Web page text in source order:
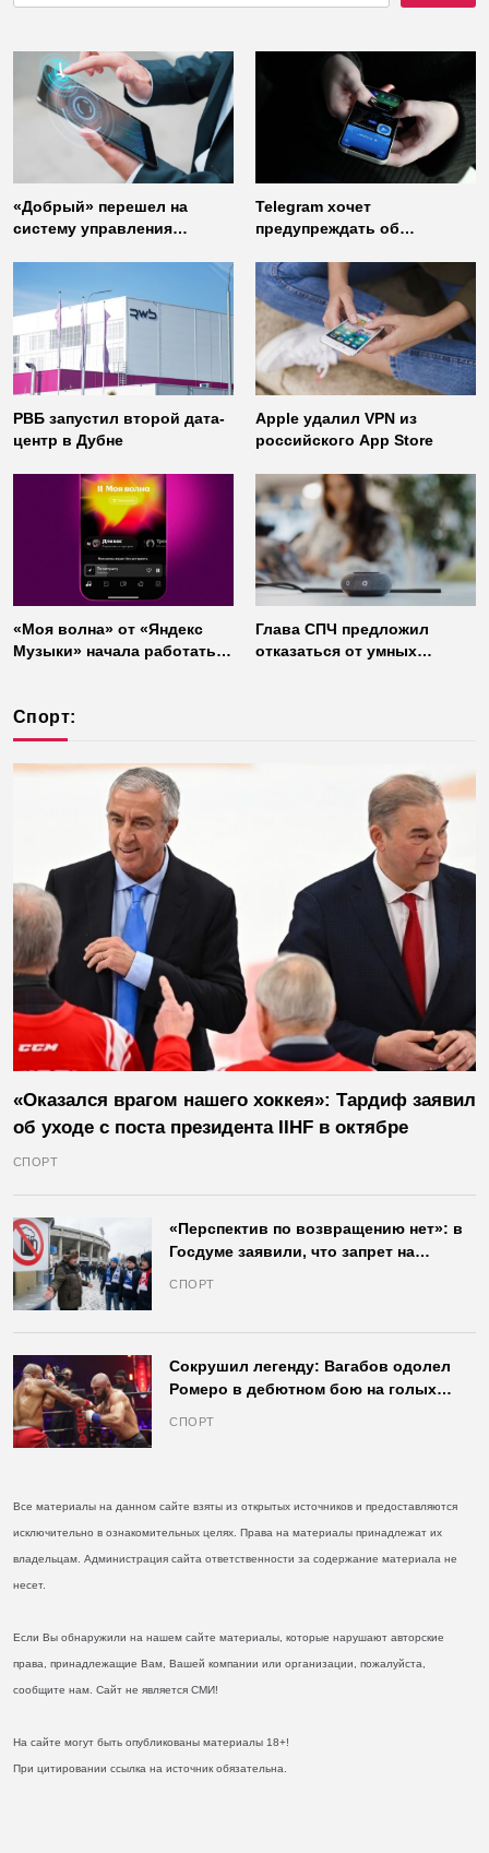
«Добрый» перешел на
систему управления
Telegram хочет
предупреждать об
неофициальных клиентов
мессенджера
РВБ запустил второй дата-
центр в Дубне
Apple удалил VPN из
российского App Store
«Моя волна» от «Яндекс
Музыки» начала работать
Глава СПЧ предложил
отказаться от умных
Спорт:
«Оказался врагом нашего хоккея»: Тардиф заявил
об уходе с поста президента IIHF в октябре
СПОРТ
«Перспектив по возвращению нет»: в
Госдуме заявили, что запрет на
СПОРТ
Сокрушил легенду: Вагабов одолел
Ромеро в дебютном бою на голых
СПОРТ
Все материалы на данном сайте взяты из открытых источников и предоставляются
исключительно в ознакомительных целях. Права на материалы принадлежат их
владельцам. Администрация сайта ответственности за содержание материала не
несет.
Если Вы обнаружили на нашем сайте материалы, которые нарушают авторские
права, принадлежащие Вам, Вашей компании или организации, пожалуйста,
сообщите нам. Сайт не является СМИ!
На сайте могут быть опубликованы материалы 18+!
При цитировании ссылка на источник обязательна.